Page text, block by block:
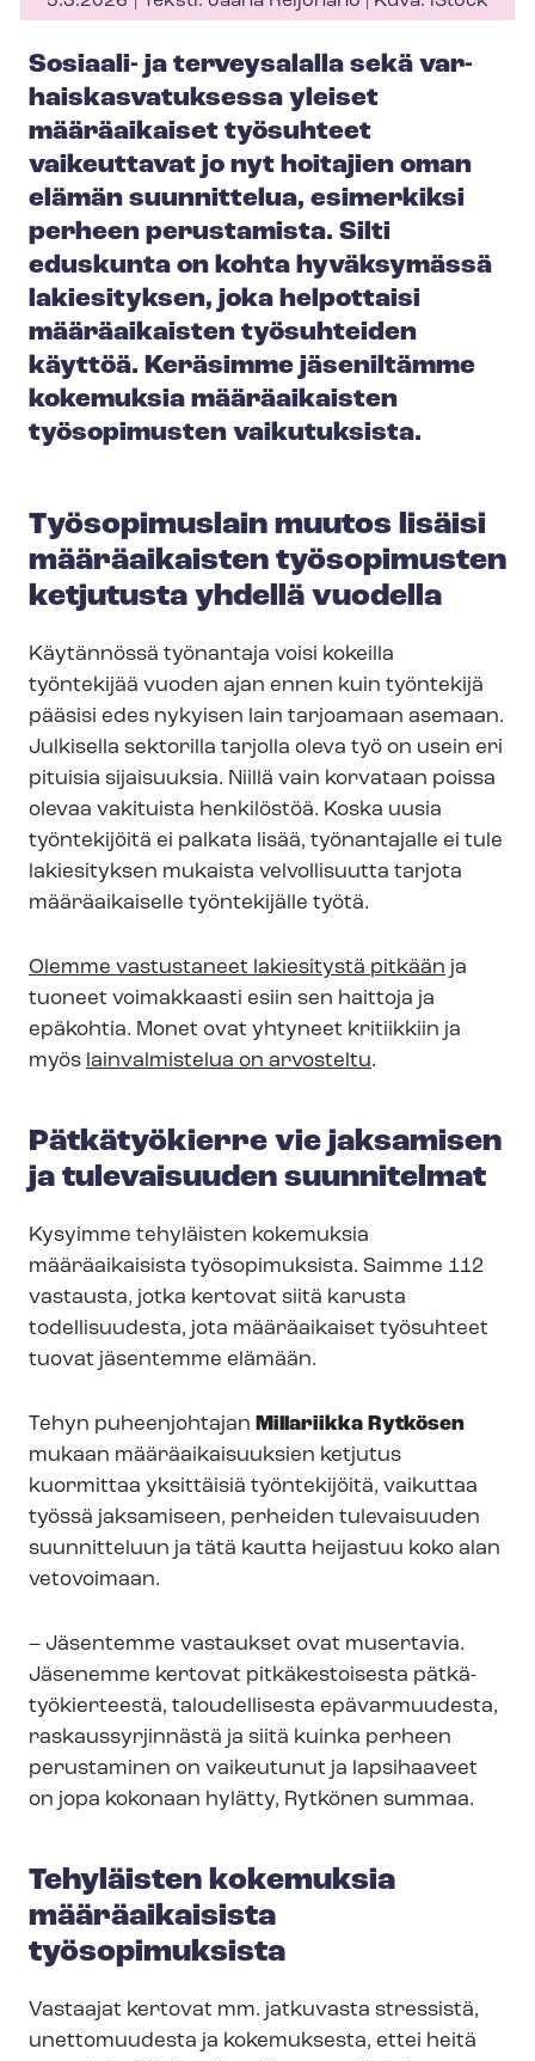
Sosiaali- ja terveysalalla sekä var­
hais­kas­va­tuk­ses­sa yleiset
määräaikaiset työsuhteet
vaikeuttavat jo nyt hoitajien oman
elämän suunnittelua, esimerkiksi
perheen perustamista. Silti
eduskunta on kohta hyväksymässä
lakiesityksen, joka helpottaisi
määräaikaisten työsuhteiden
käyttöä. Keräsimme jäseniltämme
kokemuksia määräaikaisten
työsopimusten vaikutuksista.
Työsopimuslain muutos lisäisi
määräaikaisten työsopimusten
ketjutusta yhdellä vuodella
Käytännössä työnantaja voisi kokeilla
työntekijää vuoden ajan ennen kuin työntekijä
pääsisi edes nykyisen lain tarjoamaan asemaan.
Julkisella sektorilla tarjolla oleva työ on usein eri
pituisia sijaisuuksia. Niillä vain korvataan poissa
olevaa vakituista henkilöstöä. Koska uusia
työntekijöitä ei palkata lisää, työnantajalle ei tule
lakiesityksen mukaista velvollisuutta tarjota
määräaikaiselle työntekijälle työtä.
Olemme vastustaneet lakiesitystä pitkään ja
tuoneet voimakkaasti esiin sen haittoja ja
epäkohtia. Monet ovat yhtyneet kritiikkiin ja
myös lainvalmistelua on arvosteltu.
Pätkätyökierre vie jaksamisen
ja tulevaisuuden suunnitelmat
Kysyimme tehyläisten kokemuksia
määräaikaisista työsopimuksista. Saimme 112
vastausta, jotka kertovat siitä karusta
todellisuudesta, jota määräaikaiset työsuhteet
tuovat jäsentemme elämään.
Tehyn puheenjohtajan Millariikka Rytkösen
mukaan mää­rä­ai­kai­suuk­sien ketjutus
kuormittaa yksittäisiä työntekijöitä, vaikuttaa
työssä jaksamiseen, perheiden tulevaisuuden
suunnitteluun ja tätä kautta heijastuu koko alan
vetovoimaan.
– Jäsentemme vastaukset ovat musertavia.
Jäsenemme kertovat pitkäkestoisesta pät­kä­
työ­kier­tees­tä, taloudellisesta epävarmuudesta,
ras­kaus­syr­jin­näs­tä ja siitä kuinka perheen
perustaminen on vaikeutunut ja lapsihaaveet
on jopa kokonaan hylätty, Rytkönen summaa.
Tehyläisten kokemuksia
määräaikaisista
työsopimuksista
Vastaajat kertovat mm. jatkuvasta stressistä,
unettomuudesta ja kokemuksesta, ettei heitä